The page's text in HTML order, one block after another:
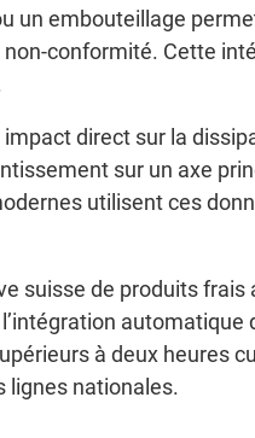
un embouteillage
non-conformité. Cette
impact direct sur la
sur un axe
utilisent ces
suisse de produits
automatique
à deux heures
lignes nationales.